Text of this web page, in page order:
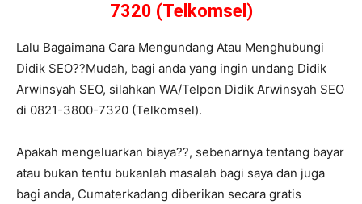
7320 (Telkomsel)
Lalu Bagaimana Cara Mengundang Atau Menghubungi
Didik SEO??Mudah, bagi anda yang ingin undang Didik
Arwinsyah SEO, silahkan WA/Telpon Didik Arwinsyah SEO
di 0821-3800-7320 (Telkomsel).
Apakah mengeluarkan biaya??, sebenarnya tentang bayar
atau bukan tentu bukanlah masalah bagi saya dan juga
bagi anda, Cumaterkadang diberikan secara gratis